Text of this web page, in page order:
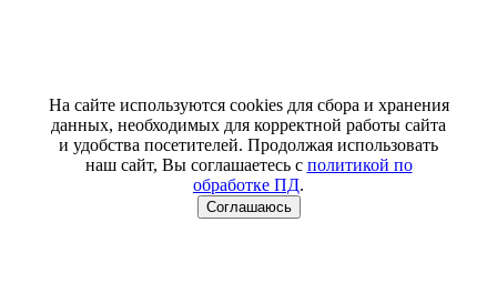
На сайте используются cookies для сбора и хранения
данных, необходимых для корректной работы сайта
и удобства посетителей. Продолжая использовать
наш сайт, Вы соглашаетесь с политикой по
обработке ПД.
Соглашаюсь